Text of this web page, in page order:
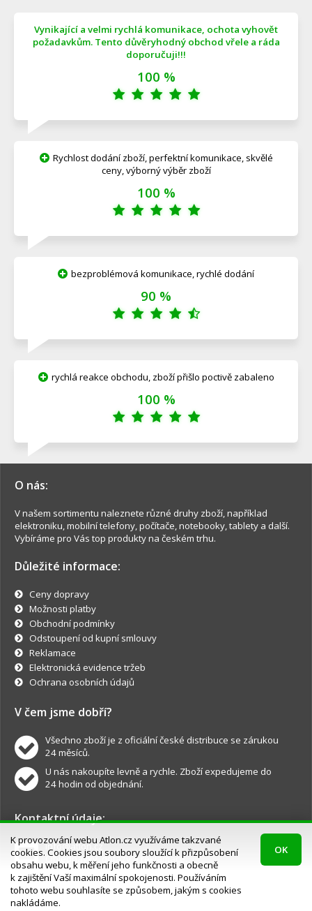
Vynikající a velmi rychlá komunikace, ochota vyhovět
požadavkům. Tento důvěryhodný obchod vřele a ráda
doporučuji!!!
100 %
Rychlost dodání zboží, perfektní komunikace, skvělé
ceny, výborný výběr zboží
100 %
bezproblémová komunikace, rychlé dodání
90 %
rychlá reakce obchodu, zboží přišlo poctivě zabaleno
100 %
O nás:
V našem sortimentu naleznete různé druhy zboží, například
elektroniku, mobilní telefony, počítače, notebooky, tablety a další.
Vybíráme pro Vás top produkty na českém trhu.
Důležité informace:
Ceny dopravy
Možnosti platby
Obchodní podmínky
Odstoupení od kupní smlouvy
Reklamace
Elektronická evidence tržeb
Ochrana osobních údajů
V čem jsme dobří?
Všechno zboží je z oficiální české distribuce se zárukou
24 měsíců.
U nás nakoupíte levně a rychle. Zboží expedujeme do
24 hodin od objednání.
Kontaktní údaje:
info@atlon.cz
Objednávky, dotazy a reklamace.
K provozování webu Atlon.cz využíváme takzvané
cookies. Cookies jsou soubory sloužící k přizpůsobení
obsahu webu, k měření jeho funkčnosti a obecně
k zajištění Vaší maximální spokojenosti. Používáním
tohoto webu souhlasíte se způsobem, jakým s cookies
nakládáme.
OK